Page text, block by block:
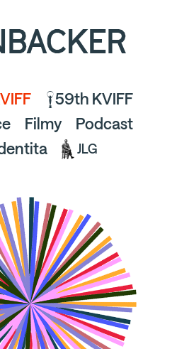
se do čtení.
59th KVIFF
Filmy
Podcast
JLG